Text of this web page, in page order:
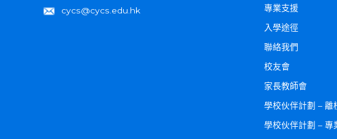
cycs@cycs.edu.hk
專業支援
入學途徑
聯絡我們
校友會
家長教師會
學校伙伴計劃 – 離
學校伙伴計劃 – 專